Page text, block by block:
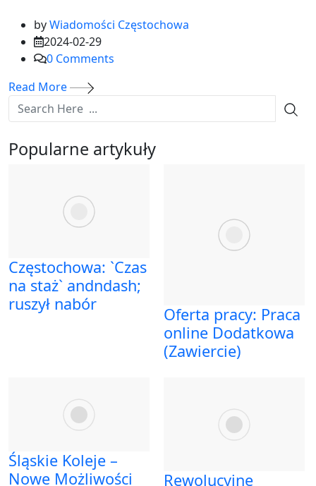
byWiadomości Częstochowa
2024-02-29
0 Comments
Read More
Popularne artykuły
Częstochowa: `Czas
na staż` andndash;
ruszył nabór
Oferta pracy: Praca
online Dodatkowa
(Zawiercie)
Śląskie Koleje –
Nowe Możliwości
Rewolucyjne